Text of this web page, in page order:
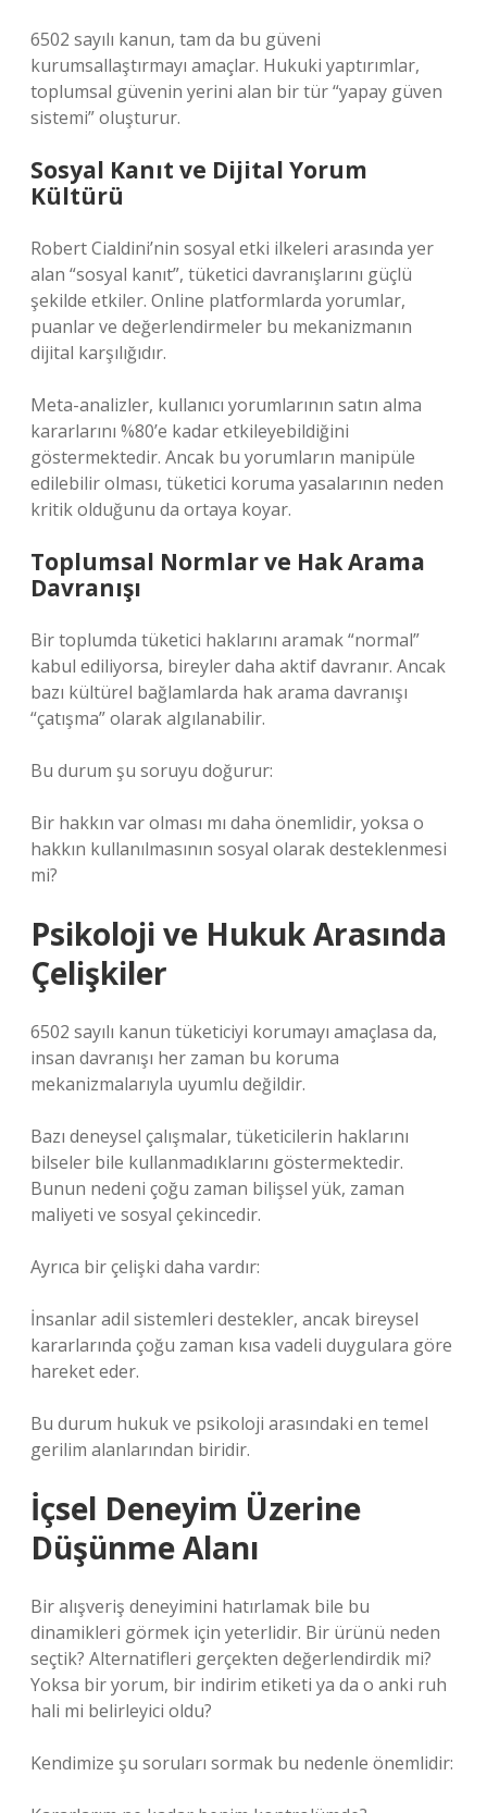
6502 sayılı kanun, tam da bu güveni
kurumsallaştırmayı amaçlar. Hukuki yaptırımlar,
toplumsal güvenin yerini alan bir tür “yapay güven
sistemi” oluşturur.
Sosyal Kanıt ve Dijital Yorum
Kültürü
Robert Cialdini’nin sosyal etki ilkeleri arasında yer
alan “sosyal kanıt”, tüketici davranışlarını güçlü
şekilde etkiler. Online platformlarda yorumlar,
puanlar ve değerlendirmeler bu mekanizmanın
dijital karşılığıdır.
Meta-analizler, kullanıcı yorumlarının satın alma
kararlarını %80’e kadar etkileyebildiğini
göstermektedir. Ancak bu yorumların manipüle
edilebilir olması, tüketici koruma yasalarının neden
kritik olduğunu da ortaya koyar.
Toplumsal Normlar ve Hak Arama
Davranışı
Bir toplumda tüketici haklarını aramak “normal”
kabul ediliyorsa, bireyler daha aktif davranır. Ancak
bazı kültürel bağlamlarda hak arama davranışı
“çatışma” olarak algılanabilir.
Bu durum şu soruyu doğurur:
Bir hakkın var olması mı daha önemlidir, yoksa o
hakkın kullanılmasının sosyal olarak desteklenmesi
mi?
Psikoloji ve Hukuk Arasında
Çelişkiler
6502 sayılı kanun tüketiciyi korumayı amaçlasa da,
insan davranışı her zaman bu koruma
mekanizmalarıyla uyumlu değildir.
Bazı deneysel çalışmalar, tüketicilerin haklarını
bilseler bile kullanmadıklarını göstermektedir.
Bunun nedeni çoğu zaman bilişsel yük, zaman
maliyeti ve sosyal çekincedir.
Ayrıca bir çelişki daha vardır:
İnsanlar adil sistemleri destekler, ancak bireysel
kararlarında çoğu zaman kısa vadeli duygulara göre
hareket eder.
Bu durum hukuk ve psikoloji arasındaki en temel
gerilim alanlarından biridir.
İçsel Deneyim Üzerine
Düşünme Alanı
Bir alışveriş deneyimini hatırlamak bile bu
dinamikleri görmek için yeterlidir. Bir ürünü neden
seçtik? Alternatifleri gerçekten değerlendirdik mi?
Yoksa bir yorum, bir indirim etiketi ya da o anki ruh
hali mi belirleyici oldu?
Kendimize şu soruları sormak bu nedenle önemlidir: